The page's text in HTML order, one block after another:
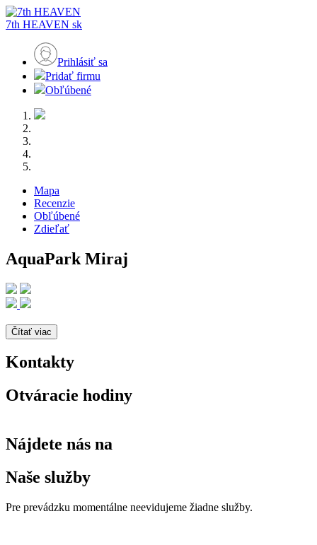
7th HEAVEN sk
Prihlásiť sa
Pridať firmu
Obľúbené
Mapa
Recenzie
Obľúbené
Zdieľať
AquaPark Miraj
Čítať viac
Kontakty
Otváracie hodiny
Nájdete nás na
Naše služby
Pre prevádzku momentálne neevidujeme žiadne služby.